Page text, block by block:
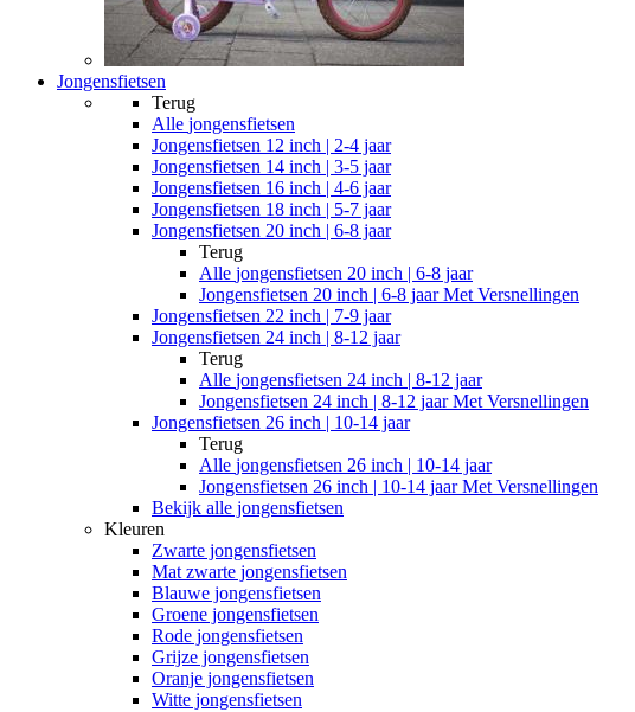
Jongensfietsen
Terug
Alle jongensfietsen
Jongensfietsen 12 inch | 2-4 jaar
Jongensfietsen 14 inch | 3-5 jaar
Jongensfietsen 16 inch | 4-6 jaar
Jongensfietsen 18 inch | 5-7 jaar
Jongensfietsen 20 inch | 6-8 jaar
Terug
Alle jongensfietsen 20 inch | 6-8 jaar
Jongensfietsen 20 inch | 6-8 jaar Met Versnellingen
Jongensfietsen 22 inch | 7-9 jaar
Jongensfietsen 24 inch | 8-12 jaar
Terug
Alle jongensfietsen 24 inch | 8-12 jaar
Jongensfietsen 24 inch | 8-12 jaar Met Versnellingen
Jongensfietsen 26 inch | 10-14 jaar
Terug
Alle jongensfietsen 26 inch | 10-14 jaar
Jongensfietsen 26 inch | 10-14 jaar Met Versnellingen
Bekijk alle jongensfietsen
Kleuren
Zwarte jongensfietsen
Mat zwarte jongensfietsen
Blauwe jongensfietsen
Groene jongensfietsen
Rode jongensfietsen
Grijze jongensfietsen
Oranje jongensfietsen
Witte jongensfietsen